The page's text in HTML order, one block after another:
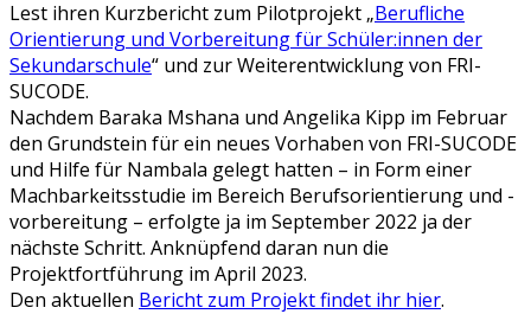
Lest ihren Kurzbericht zum Pilotprojekt „Berufliche
Orientierung und Vorbereitung für Schüler:innen der
Sekundarschule“ und zur Weiterentwicklung von FRI-
SUCODE.
Nachdem Baraka Mshana und Angelika Kipp im Februar
den Grundstein für ein neues Vorhaben von FRI-SUCODE
und Hilfe für Nambala gelegt hatten – in Form einer
Machbarkeitsstudie im Bereich Berufsorientierung und -
vorbereitung – erfolgte ja im September 2022 ja der
nächste Schritt. Anknüpfend daran nun die
Projektfortführung im April 2023.
Den aktuellen Bericht zum Projekt findet ihr hier.